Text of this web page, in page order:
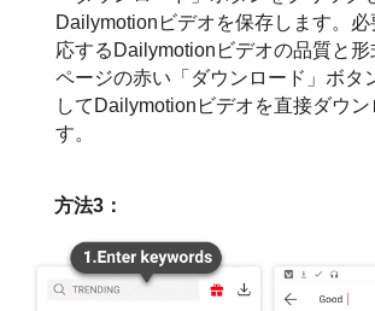
Dailymotionビデオを保存します。
応するDailymotionビデオの品質と形
ページの赤い「ダウンロード」ボタ
してDailymotionビデオを直接ダウン
す。
方法3：